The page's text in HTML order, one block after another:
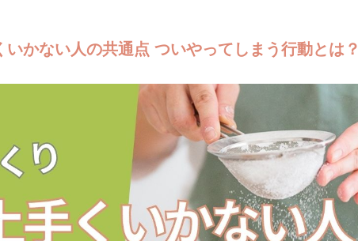
いかない人の共通点 ついやってしまう行動とは？